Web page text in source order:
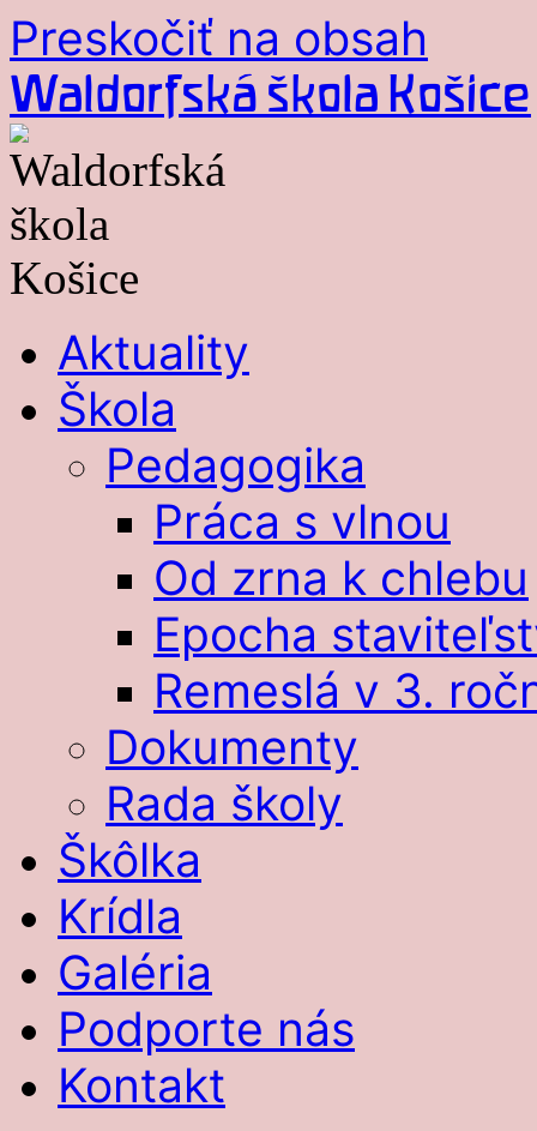
Preskočiť na obsah
Waldorfská škola Košice
Aktuality
Škola
Pedagogika
Práca s vlnou
Od zrna k chlebu
Epocha
Remeslá v 3.
Dokumenty
Rada školy
Škôlka
Krídla
Galéria
Podporte nás
Kontakt